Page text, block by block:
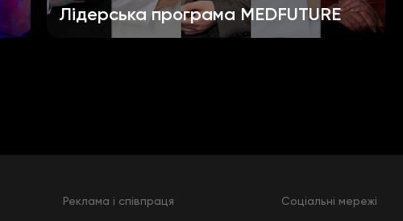
Лідерська програма MEDFUTURE
Реклама і співпраця Cоціальні мережі